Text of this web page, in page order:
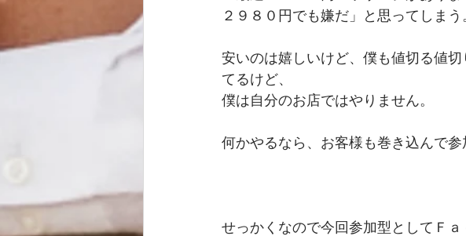
２９８０円でも嫌だ」と思ってしまう
安いのは嬉しいけど、僕も値切る値
てるけど、
僕は自分のお店ではやりません。
何かやるなら、お客様も巻き込んで参
せっかくなので今回参加型としてＦ